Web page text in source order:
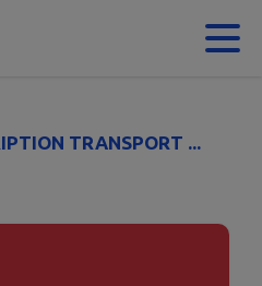
TRANSPORT ...